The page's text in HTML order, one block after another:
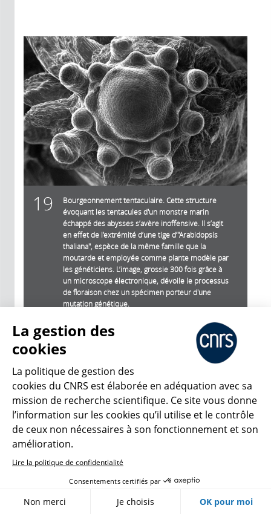
19
Bourgeonnement tentaculaire. Cette structure
évoquant les tentacules d'un monstre marin
échappé des abysses s’avère inoffensive. Il s’agit
en effet de l'extrémité d’une tige d’"Arabidopsis
thaliana", espèce de la même famille que la
moutarde et employée comme plante modèle par
les généticiens. L’image, grossie 300 fois grâce à
un microscope électronique, dévoile le processus
de floraison chez un spécimen porteur d'une
mutation génétique.
développement des plantes (RDP)
Mode diaporama
La gestion des
cookies
La politique de gestion des
cookies du CNRS est élaborée en adéquation avec sa
mission de recherche scientifique. Ce site vous donne
l’information sur les cookies qu’il utilise et le contrôle
de ceux non nécessaires à son fonctionnement et son
amélioration.
Lire la politique de confidentialité
Consentements certifiés par
Non merci Je choisis OK pour moi